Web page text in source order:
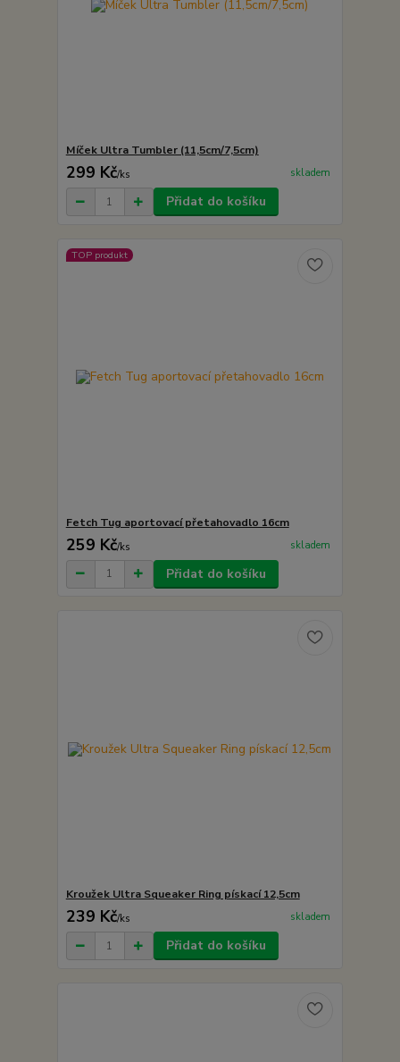
Míček Ultra Tumbler (11,5cm/7,5cm)
299 Kč/ks skladem
Přidat do košíku
TOP produkt
Fetch Tug aportovací přetahovadlo 16cm
259 Kč/ks skladem
Přidat do košíku
Kroužek Ultra Squeaker Ring pískací 12,5cm
239 Kč/ks skladem
Přidat do košíku